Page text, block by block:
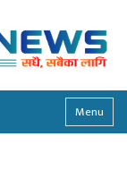
Menu